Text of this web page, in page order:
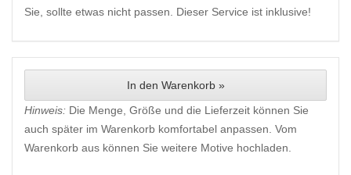
Sie, sollte etwas nicht passen. Dieser Service ist inklusive!
In den Warenkorb »
Hinweis: Die Menge, Größe und die Lieferzeit können Sie
auch später im Warenkorb komfortabel anpassen. Vom
Warenkorb aus können Sie weitere Motive hochladen.